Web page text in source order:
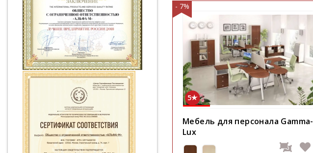
- 7%
5
Мебель для персонала Gamma-
Lux